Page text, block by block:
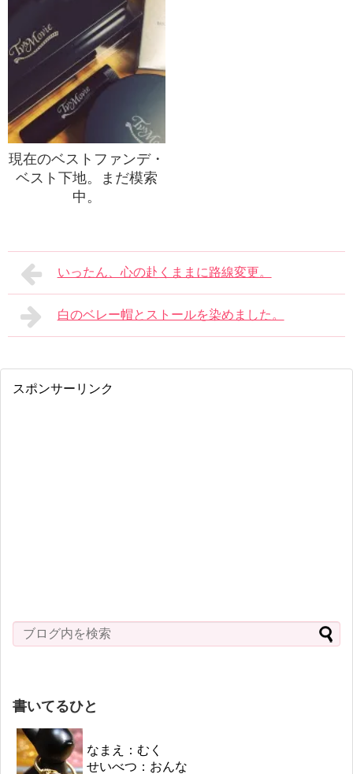
現在のベストファンデ・
ベスト下地。まだ模索
中。
いったん、心の赴くままに路線変更。
白のベレー帽とストールを染めました。
スポンサーリンク
書いてるひと
なまえ：むく
せいべつ：おんな